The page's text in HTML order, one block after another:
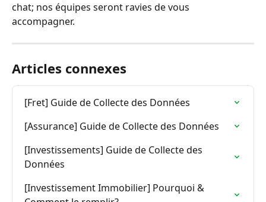
chat; nos équipes seront ravies de vous
accompagner.
Articles connexes
[Fret] Guide de Collecte des Données
[Assurance] Guide de Collecte des Données
[Investissements] Guide de Collecte des
Données
[Investissement Immobilier] Pourquoi &